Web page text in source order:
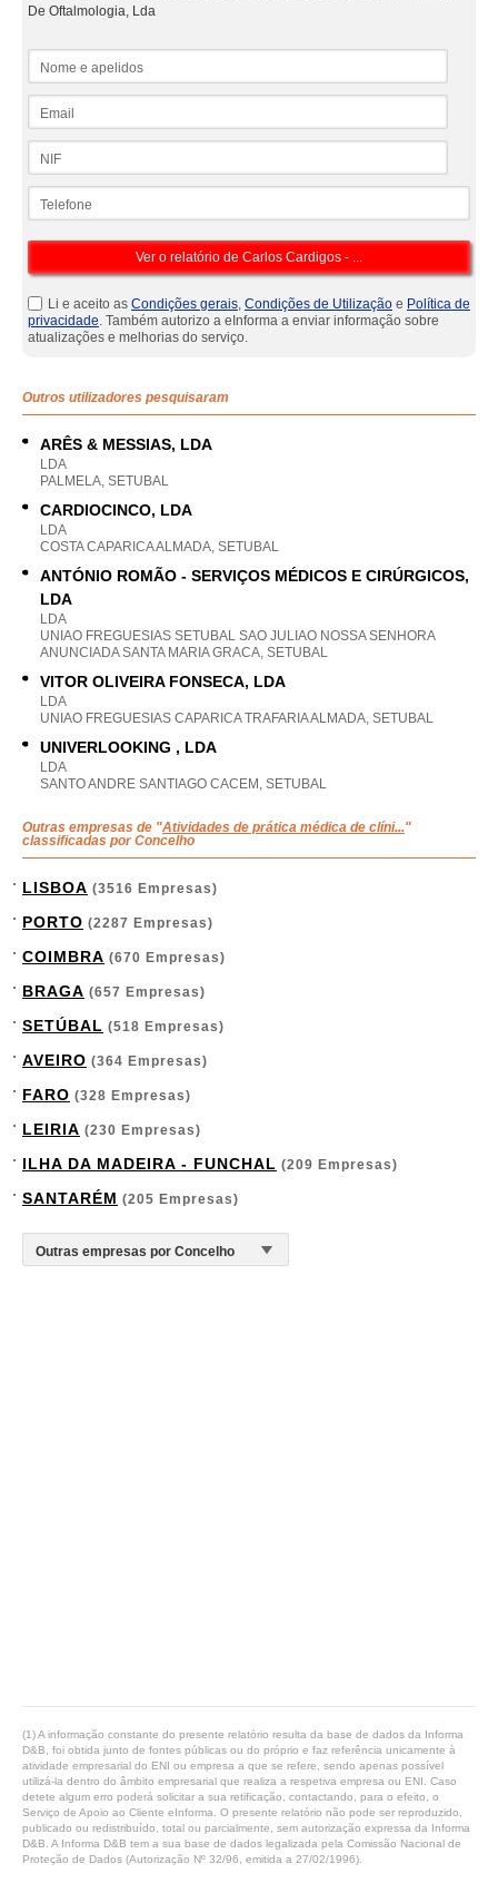
De Oftalmologia, Lda
Li e aceito as Condições gerais, Condições de Utilização e Política de
privacidade. Também autorizo a eInforma a enviar informação sobre
atualizações e melhorias do serviço.
Outros utilizadores pesquisaram
ARÊS & MESSIAS, LDA
LDA
PALMELA, SETUBAL
CARDIOCINCO, LDA
LDA
COSTA CAPARICA ALMADA, SETUBAL
ANTÓNIO ROMÃO - SERVIÇOS MÉDICOS E CIRÚRGICOS,
LDA
LDA
UNIAO FREGUESIAS SETUBAL SAO JULIAO NOSSA SENHORA
ANUNCIADA SANTA MARIA GRACA, SETUBAL
VITOR OLIVEIRA FONSECA, LDA
LDA
UNIAO FREGUESIAS CAPARICA TRAFARIA ALMADA, SETUBAL
UNIVERLOOKING , LDA
LDA
SANTO ANDRE SANTIAGO CACEM, SETUBAL
Outras empresas de "Atividades de prática médica de clíni..."
classificadas por Concelho
LISBOA (3516 Empresas)
PORTO (2287 Empresas)
COIMBRA (670 Empresas)
BRAGA (657 Empresas)
SETÚBAL (518 Empresas)
AVEIRO (364 Empresas)
FARO (328 Empresas)
LEIRIA (230 Empresas)
ILHA DA MADEIRA - FUNCHAL (209 Empresas)
SANTARÉM (205 Empresas)
(1) A informação constante do presente relatório resulta da base de dados da Informa
D&B, foi obtida junto de fontes públicas ou do próprio e faz referência unicamente à
atividade empresarial do ENI ou empresa a que se refere, sendo apenas possível
utilizá-la dentro do âmbito empresarial que realiza a respetiva empresa ou ENI. Caso
detete algum erro poderá solicitar a sua retificação, contactando, para o efeito, o
Serviço de Apoio ao Cliente eInforma. O presente relatório não pode ser reproduzido,
publicado ou redistribuído, total ou parcialmente, sem autorização expressa da Informa
D&B. A Informa D&B tem a sua base de dados legalizada pela Comissão Nacional de
Proteção de Dados (Autorização Nº 32/96, emitida a 27/02/1996).